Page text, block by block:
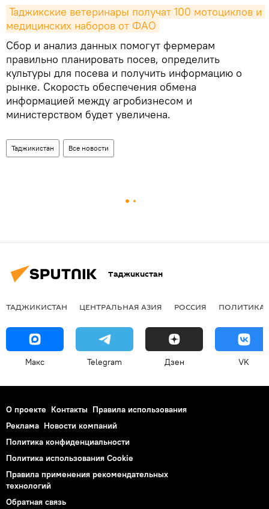
Таджикские ветеринары получат 100 мотоциклов и
медицинских наборов от ФАО
Сбор и анализ данных помогут фермерам
правильно планировать посев, определить
культуры для посева и получить информацию о
рынке. Скорость обеспечения обмена
информацией между агробизнесом и
министерством будет увеличена.
Таджикистан Все новости
Таджикистан
ТАДЖИКИСТАН ЦЕНТРАЛЬНАЯ АЗИЯ РОССИЯ ПОЛИТИКА
Макс Telegram Дзен VK
О проекте Контакты Правила использования
Реклама Новости компаний
Политика конфиденциальности
Политика использования Cookie
Правила применения рекомендательных
технологий
Обратная связь